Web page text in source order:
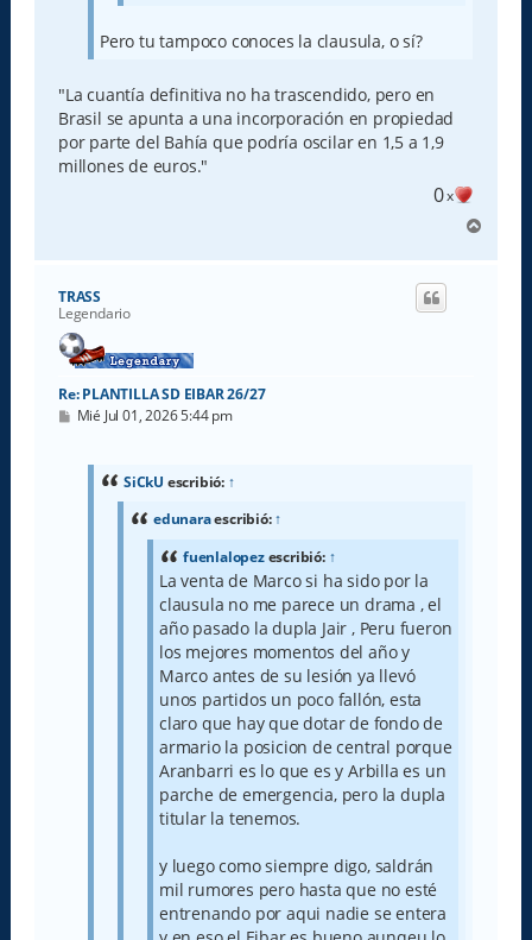
Pero tu tampoco conoces la clausula, o sí?
"La cuantía definitiva no ha trascendido, pero en
Brasil se apunta a una incorporación en propiedad
por parte del Bahía que podría oscilar en 1,5 a 1,9
millones de euros."
0x
r
TRASS
Legendario
Re: PLANTILLA SD EIBAR 26/27
M
Mié Jul 01, 2026 5:44 pm
SiCkU escribió: ↑
edunaraescribió:↑
fuenlalopezescribió: ↑
La venta de Marco si ha sido por la
clausula no me parece un drama , el
año pasado la dupla Jair , Peru fueron
los mejores momentos del año y
Marco antes de su lesión ya llevó
unos partidos un poco fallón, esta
claro que hay que dotar de fondo de
armario la posicion de central porque
Aranbarri es lo que es y Arbilla es un
parche de emergencia, pero la dupla
titular la tenemos.
y luego como siempre digo, saldrán
mil rumores pero hasta que no esté
entrenando por aqui nadie se entera